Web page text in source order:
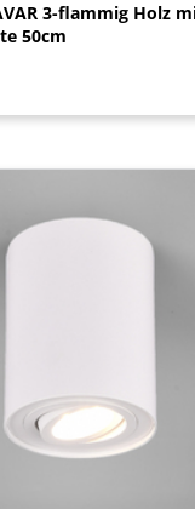
3-flammig Holz
50cm